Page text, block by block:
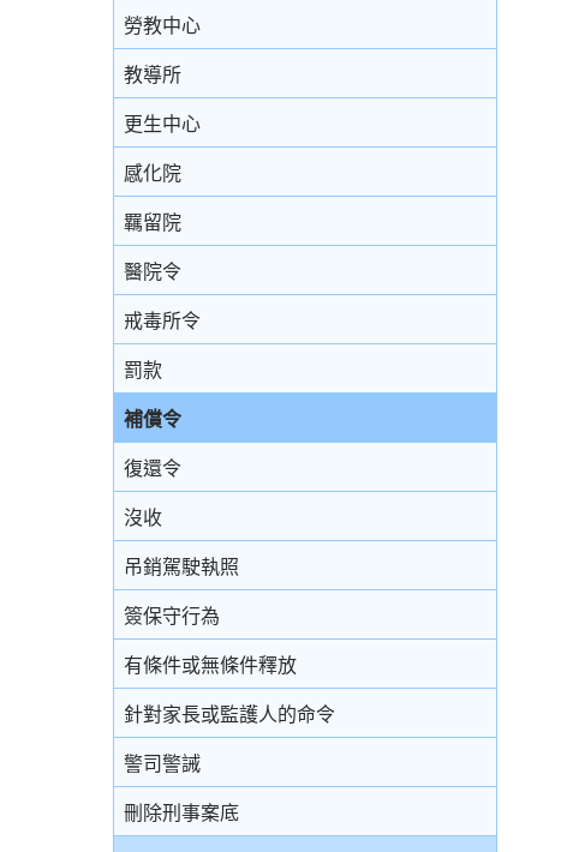
在警署及法庭分隔少年人
被捕人士保釋
投訴警察
勞教中心
教導所
更生中心
感化院
羈留院
醫院令
戒毒所令
罰款
補償令
復還令
沒收
吊銷駕駛執照
簽保守行為
有條件或無條件釋放
針對家長或監護人的命令
警司警誡
刪除刑事案底